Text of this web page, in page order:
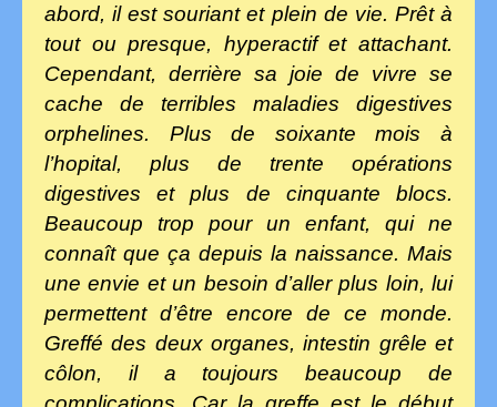
abord, il est souriant et plein de vie. Prêt à
tout ou presque, hyperactif et attachant.
Cependant, derrière sa joie de vivre se
cache de terribles maladies digestives
orphelines. Plus de soixante mois à
l’hopital, plus de trente opérations
digestives et plus de cinquante blocs.
Beaucoup trop pour un enfant, qui ne
connaît que ça depuis la naissance. Mais
une envie et un besoin d’aller plus loin, lui
permettent d’être encore de ce monde.
Greffé des deux organes, intestin grêle et
côlon, il a toujours beaucoup de